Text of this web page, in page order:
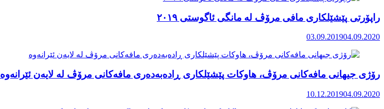
راپۆرتی پێشێلكاری مافی مرۆڤ له‌ مانگی ئاگوستی ٢٠١٩
03.09.201904.09.2020
رۆژی جیهانی مافەکانی مرۆڤ، هاوکات پێشێلکاری ڕادەبەدەری مافەکانی مرۆڤ لە لایەن ئێرانەوە
10.12.201904.09.2020